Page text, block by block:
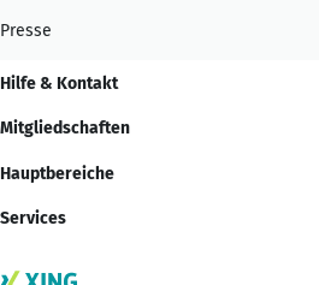
Presse
Hilfe & Kontakt
Mitgliedschaften
Hauptbereiche
Services